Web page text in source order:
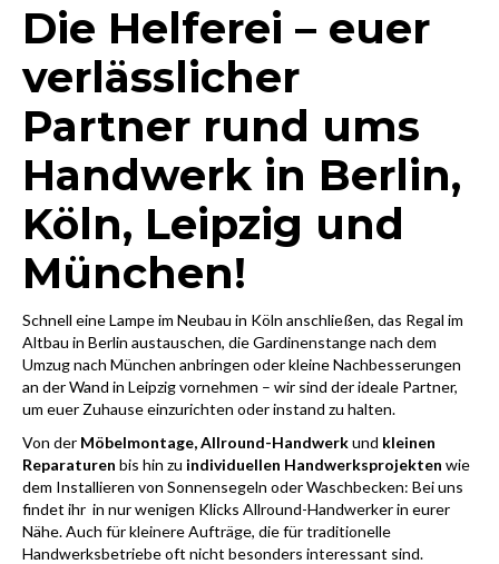
Die Helferei – euer
verlässlicher
Partner rund ums
Handwerk in Berlin,
Köln, Leipzig und
München!
Schnell eine Lampe im Neubau in Köln anschließen, das Regal im
Altbau in Berlin austauschen, die Gardinenstange nach dem
Umzug nach München anbringen oder kleine Nachbesserungen
an der Wand in Leipzig vornehmen – wir sind der ideale Partner,
um euer Zuhause einzurichten oder instand zu halten.
Von der Möbelmontage, Allround-Handwerkund kleinen
Reparaturen bis hin zu individuellen Handwerksprojekten wie
dem Installieren von Sonnensegeln oder Waschbecken: Bei uns
findet ihr in nur wenigen Klicks Allround-Handwerker in eurer
Nähe. Auch für kleinere Aufträge, die für traditionelle
Handwerksbetriebe oft nicht besonders interessant sind.